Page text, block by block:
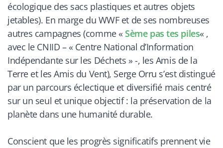
écologique des sacs plastiques et autres objets
jetables). En marge du WWF et de ses nombreuses
autres campagnes (comme « Sème pas tes piles« ,
avec le CNIID – « Centre National d’Information
Indépendante sur les Déchets » -, les Amis de la
Terre et les Amis du Vent), Serge Orru s’est distingué
par un parcours éclectique et diversifié mais centré
sur un seul et unique objectif : la préservation de la
planète dans une humanité durable.
Conscient que les progrès significatifs prennent vie